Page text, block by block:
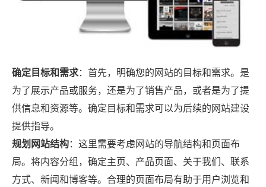
确定目标和需求：首先，明确您的网站的目标和需求。是
为了展示产品或服务，还是为了销售产品，或者是为了提
供信息和资源等。确定目标和需求可以为后续的网站建设
提供指导。
规划网站结构：这里需要考虑网站的导航结构和页面布
局。将内容分组，确定主页、产品页面、关于我们、联系
方式、新闻和博客等。合理的页面布局有助于用户浏览和